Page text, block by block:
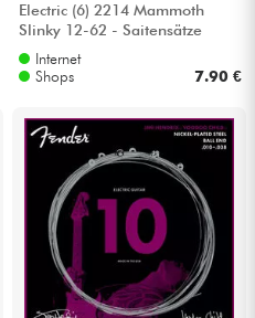
Electric (6) 2214 Mammoth
Slinky 12-62 - Saitensätze
Internet
Shops
7.90 €